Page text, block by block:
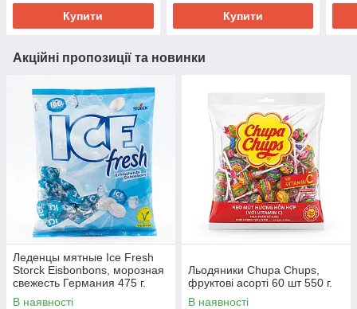
Купити Купити
Акційні пропозиції та новинки
Леденцы мятные Ice Fresh
Storck Eisbonbons, морозная
свежесть Германия 475 г.
В наявності
Льодяники Chupa Chups,
фруктові асорті 60 шт 550 г.
В наявності